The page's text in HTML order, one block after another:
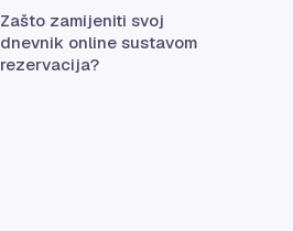
Zašto zamijeniti svoj
dnevnik online sustavom
rezervacija?